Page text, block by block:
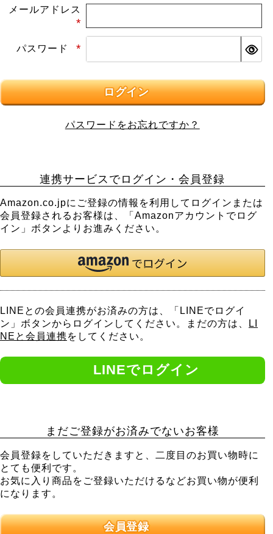
メールアドレス
須)
パスワード
ログイン
パスワードをお忘れですか？
連携サービスでログイン・会員登録
Amazon.co.jpにご登録の情報を利用してログインまたは
会員登録されるお客様は、「Amazonアカウントでログ
イン」ボタンよりお進みください。
LINEとの会員連携がお済みの方は、「LINEでログイ
ン」ボタンからログインしてください。まだの方は、
LI
NEと会員連携をしてください。
まだご登録がお済みでないお客様
会員登録をしていただきますと、二度目のお買い物時に
とても便利です。
お気に入り商品をご登録いただけるなどお買い物が便利
になります。
会員登録